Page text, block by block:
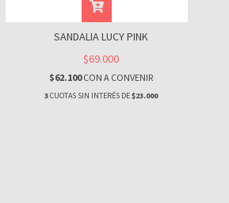
SANDALIA LUCY PINK
$69.000
$62.100CON A CONVENIR
3CUOTAS SIN INTERÉS DE$23.000